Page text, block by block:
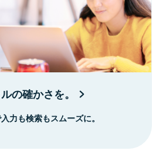
の確かさを。
力も検索もスムーズに。